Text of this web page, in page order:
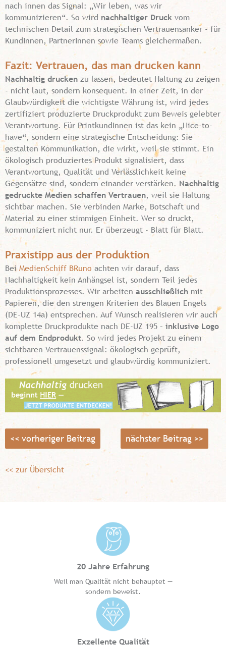
nach innen das Signal: „Wir leben, was wir
kommunizieren“. So wird nachhaltiger Druck vom
technischen Detail zum strategischen Vertrauensanker - für
KundInnen, PartnerInnen sowie Teams gleichermaßen.
Fazit: Vertrauen, das man drucken kann
Nachhaltig drucken zu lassen, bedeutet Haltung zu zeigen
- nicht laut, sondern konsequent. In einer Zeit, in der
Glaubwürdigkeit die wichtigste Währung ist, wird jedes
zertifiziert produzierte Druckprodukt zum Beweis gelebter
Verantwortung. Für PrintkundInnen ist das kein „Nice-to-
have“, sondern eine strategische Entscheidung: Sie
gestalten Kommunikation, die wirkt, weil sie stimmt. Ein
ökologisch produziertes Produkt signalisiert, dass
Verantwortung, Qualität und Verlässlichkeit keine
Gegensätze sind, sondern einander verstärken. Nachhaltig
gedruckte Medien schaffen Vertrauen, weil sie Haltung
sichtbar machen. Sie verbinden Marke, Botschaft und
Material zu einer stimmigen Einheit. Wer so druckt,
kommuniziert nicht nur. Er überzeugt - Blatt für Blatt.
Praxistipp aus der Produktion
Bei MedienSchiff BRuno achten wir darauf, dass
Nachhaltigkeit kein Anhängsel ist, sondern Teil jedes
Produktionsprozesses. Wir arbeiten ausschließlich mit
Papieren, die den strengen Kriterien des Blauen Engels
(DE-UZ 14a) entsprechen. Auf Wunsch realisieren wir auch
komplette Druckprodukte nach DE-UZ 195 – inklusive Logo
auf dem Endprodukt. So wird jedes Projekt zu einem
sichtbaren Vertrauenssignal: ökologisch geprüft,
professionell umgesetzt und glaubwürdig kommuniziert.
<< vorheriger Beitrag nächster Beitrag >>
<< zur Übersicht
20 Jahre Erfahrung
Weil man Qualität nicht behauptet —
sondern beweist.
Exzellente Qualität